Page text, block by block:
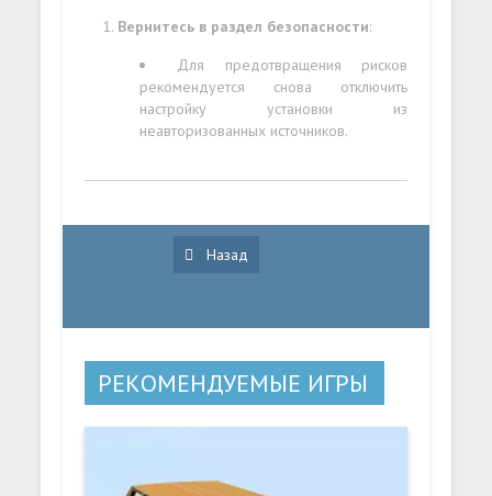
Вернитесь в раздел безопасности:
Для предотвращения рисков
рекомендуется снова отключить
настройку установки из
неавторизованных источников.
Назад
РЕКОМЕНДУЕМЫЕ ИГРЫ